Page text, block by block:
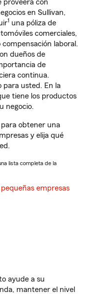
proveerá con
en Sullivan,
1 una póliza de
comerciales,
laboral.
dueños de
de
continua.
para usted. En la
tiene los productos
negocio.
para obtener una
y elija qué
lista completa de la
empresas
ayude a su
mantener el nivel